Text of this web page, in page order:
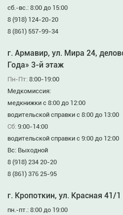
сб.-вс.: 8:00 до 15:00
8 (918) 124-20-20
8 (861) 557-99-34
г. Армавир, ул. Мира 24,
Года» 3-й этаж
Пн-Пт: 8:00-19:00
Медкомиссия:
медкнижки с 8:00 до 12:00
водительской справки с 8:00 до 13:00
Сб: 9:00-14:00
водительской справки с 9:00 до 12:00
Вс: Выходной
8 (918) 234 20-20
8 (861) 376 25-95
г. Кропоткин, ул. Красная 41/1
пн.-пт.: 8:00 до 19:00